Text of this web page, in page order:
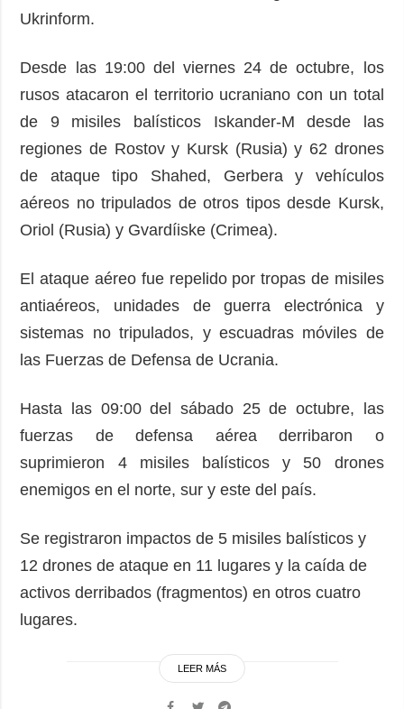
Ukrinform.
Desde las 19:00 del viernes 24 de octubre, los
rusos atacaron el territorio ucraniano con un total
de 9 misiles balísticos Iskander-M desde las
regiones de Rostov y Kursk (Rusia) y 62 drones
de ataque tipo Shahed, Gerbera y vehículos
aéreos no tripulados de otros tipos desde Kursk,
Oriol (Rusia) y Gvardíiske (Crimea).
El ataque aéreo fue repelido por tropas de misiles
antiaéreos, unidades de guerra electrónica y
sistemas no tripulados, y escuadras móviles de
las Fuerzas de Defensa de Ucrania.
Hasta las 09:00 del sábado 25 de octubre, las
fuerzas de defensa aérea derribaron o
suprimieron 4 misiles balísticos y 50 drones
enemigos en el norte, sur y este del país.
Se registraron impactos de 5 misiles balísticos y
12 drones de ataque en 11 lugares y la caída de
activos derribados (fragmentos) en otros cuatro
lugares.
LEER MÁS